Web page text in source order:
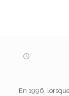
En 1996,